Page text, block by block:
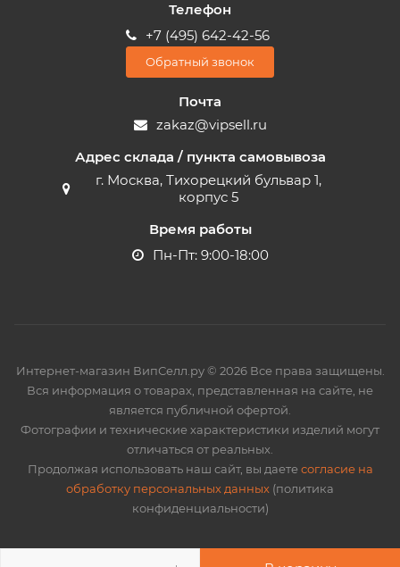
Телефон
+7 (495) 642-42-56
Обратный звонок
Почта
zakaz@vipsell.ru
Адрес склада / пункта самовывоза
г. Москва, Тихорецкий бульвар 1,
корпус 5
Время работы
Пн-Пт: 9:00-18:00
Интернет-магазин ВипСелл.ру © 2026 Все права защищены.
Вся информация о товарах, представленная на сайте, не
является публичной офертой.
Фотографии и технические характеристики изделий могут
отличаться от реальных.
Продолжая использовать наш сайт, вы даетесогласие на
обработку персональных данных (политика
конфиденциальности)